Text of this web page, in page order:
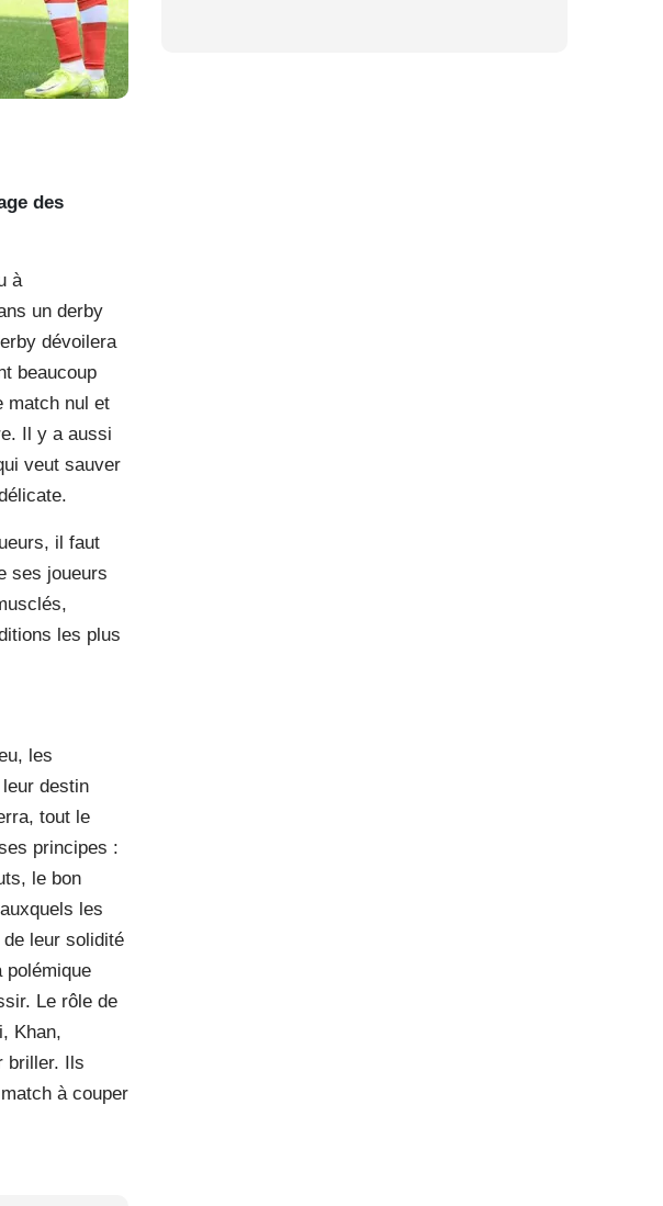
des
à
un derby
dévoilera
beaucoup
match nul et
Il y a aussi
veut sauver
il faut
ses joueurs
les plus
les
leur destin
tout le
principes :
le bon
les
leur solidité
polémique
Le rôle de
Khan,
briller. Ils
à couper